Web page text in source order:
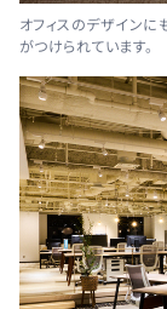
オフィスのデザインに
がつけられています。